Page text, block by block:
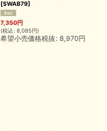
[SWAB79]
7,350円
(税込 : 8,085円)
希望小売価格税抜: 8,970円